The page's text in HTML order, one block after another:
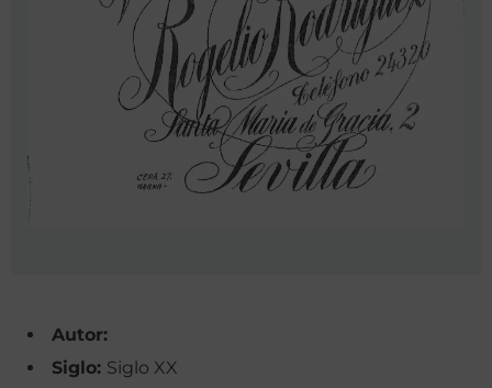
Autor:
Siglo: Siglo XX